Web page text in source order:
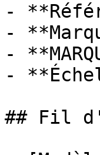
-
-
-
-
## Fil